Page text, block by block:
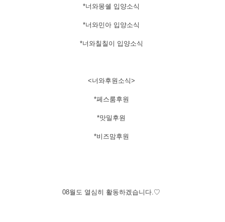
*너와몽쉘 입양소식
*너와민아 입양소식
*너와칠칠이 입양소식
<너와후원소식>
*페스룸후원
*맛밀후원
*비즈맘후원
08월도 열심히 활동하겠습니다.♡